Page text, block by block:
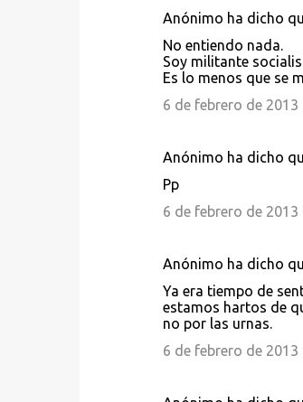
Anónimo ha dicho
No entiendo nada.
Soy militante
Es lo menos que se
6 de febrero de 2013
Anónimo ha dicho
Pp
6 de febrero de 2013
Anónimo ha dicho
Ya era tiempo de
estamos hartos de
no por las urnas.
6 de febrero de 2013